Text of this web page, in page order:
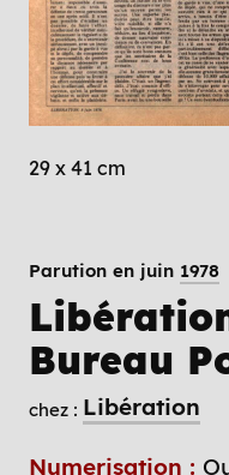
29 x 41 cm
Parution en juin 1978
Bureau
chez : Libération
Numerisation :